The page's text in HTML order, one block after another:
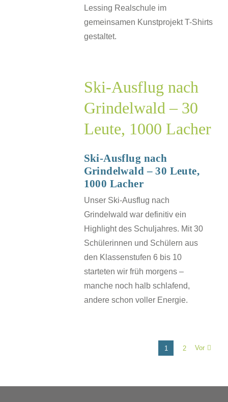
Lessing Realschule im
gemeinsamen Kunstprojekt T-Shirts
gestaltet.
Ski-Ausflug nach
Grindelwald – 30
Leute, 1000 Lacher
Ski-Ausflug nach
Grindelwald – 30 Leute,
1000 Lacher
Unser Ski-Ausflug nach
Grindelwald war definitiv ein
Highlight des Schuljahres. Mit 30
Schülerinnen und Schülern aus
den Klassenstufen 6 bis 10
starteten wir früh morgens –
manche noch halb schlafend,
andere schon voller Energie.
1 2 Vor